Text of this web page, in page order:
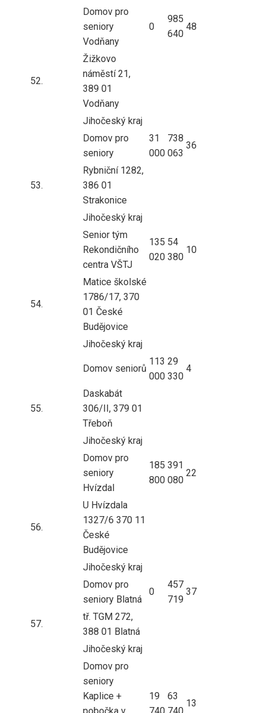
Domov pro
seniory
Vodňany
0
985
640
48
52.
Žižkovo
náměstí 21,
389 01
Vodňany
Jihočeský kraj
Domov pro
seniory
31
000
738
063
36
53.
Rybniční 1282,
386 01
Strakonice
Jihočeský kraj
Senior tým
Rekondičního
centra VŠTJ
135
020
54
380
10
54.
Matice školské
1786/17, 370
01 České
Budějovice
Jihočeský kraj
Domov seniorů
113
000
29
330
4
55.
Daskabát
306/II, 379 01
Třeboň
Jihočeský kraj
Domov pro
seniory
Hvízdal
185
800
391
080
22
56.
U Hvízdala
1327/6 370 11
České
Budějovice
Jihočeský kraj
Domov pro
seniory Blatná
0
457
719
37
57.
tř. TGM 272,
388 01 Blatná
Jihočeský kraj
Domov pro
seniory
Kaplice +
19
63
13